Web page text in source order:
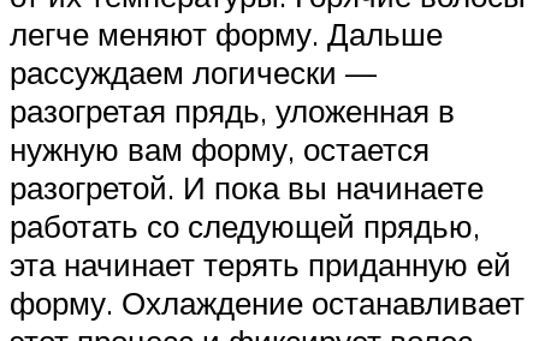
легче меняют форму. Дальше
рассуждаем логически —
разогретая прядь, уложенная в
нужную вам форму, остается
разогретой. И пока вы начинаете
работать со следующей прядью,
эта начинает терять приданную ей
форму. Охлаждение останавливает